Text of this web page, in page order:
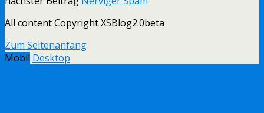
All content Copyright XSBlog2.0beta
Zum Seitenanfang
Mobil Desktop